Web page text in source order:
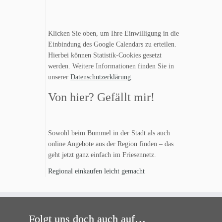
Klicken Sie oben, um Ihre Einwilligung in die
Einbindung des Google Calendars zu erteilen.
Hierbei können Statistik-Cookies gesetzt
werden. Weitere Informationen finden Sie in
unserer Datenschutzerklärung.
Von hier? Gefällt mir!
Sowohl beim Bummel in der Stadt als auch
online Angebote aus der Region finden – das
geht jetzt ganz einfach im Friesennetz.
Regional einkaufen leicht gemacht
Folgt uns doch auch auf…